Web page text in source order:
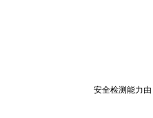
安全检测能力由